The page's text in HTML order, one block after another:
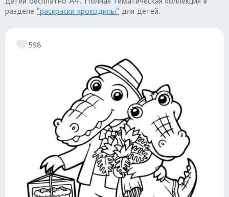
разделе "раскраски крокодилы" для детей.
598